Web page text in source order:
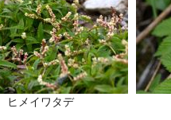
ヒメイワタデ